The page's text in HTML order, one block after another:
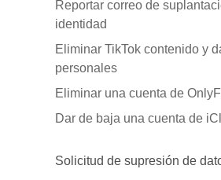
Reportar correo de
identidad
Eliminar TikTok contenido y
personales
Eliminar una cuenta de
Dar de baja una cuenta de
Solicitud de supresión de